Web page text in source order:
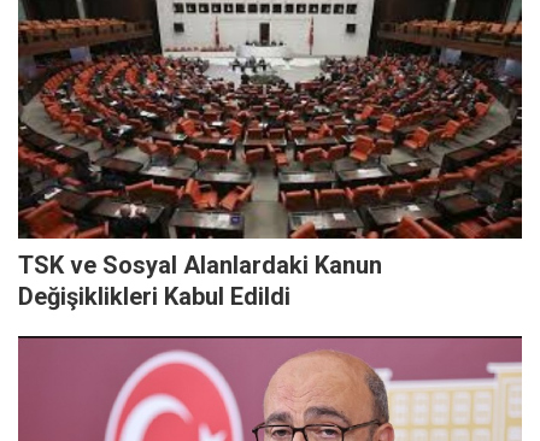
TSK ve Sosyal Alanlardaki Kanun
Değişiklikleri Kabul Edildi